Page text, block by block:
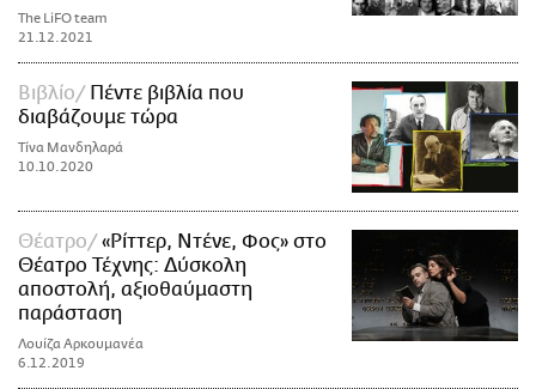
The LiFO team
21.12.2021
Βιβλίο
Πέντε βιβλία που
διαβάζουμε τώρα
Τίνα Μανδηλαρά
10.10.2020
Θέατρο
«Ρίττερ, Ντένε, Φος» στο
Θέατρο Τέχνης: Δύσκολη
αποστολή, αξιοθαύμαστη
παράσταση
Λουίζα Αρκουμανέα
6.12.2019